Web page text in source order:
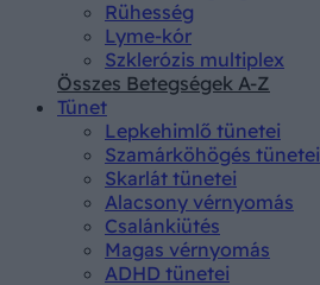
Rühesség
Lyme-kór
Szklerózis multiplex
Összes Betegségek A-Z
Tünet
Lepkehimlő tünetei
Szamárköhögés tünetei
Skarlát tünetei
Alacsony vérnyomás
Csalánkiütés
Magas vérnyomás
ADHD tünetei